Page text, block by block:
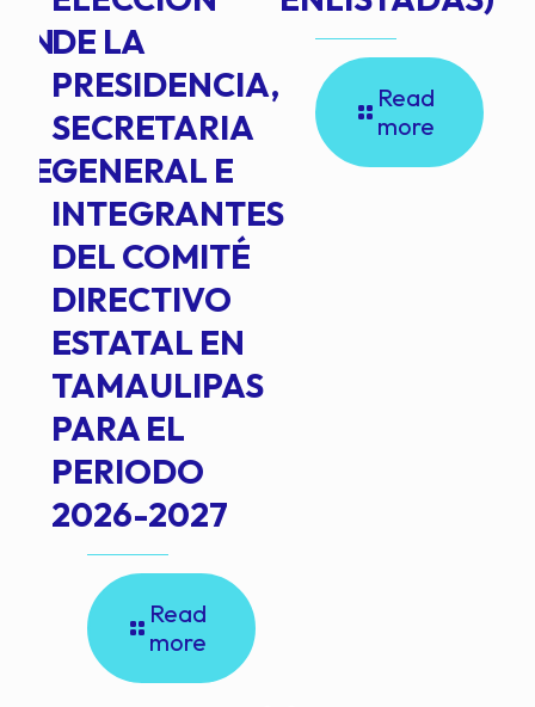
DE LA
PRESIDENCIA,
SECRETARIA
GENERAL E
INTEGRANTES
DEL COMITÉ
DIRECTIVO
ESTATAL EN
TAMAULIPAS
PARA EL
PERIODO
2026-2027
Read
more
Read
more